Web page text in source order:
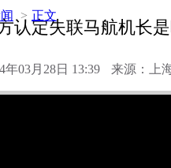
> 正文
认定失联马航机长
年03月28日 13:39 来源：上